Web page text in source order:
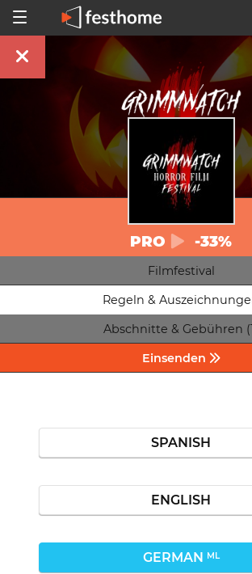
PRO -33%
Filmfestival
Regeln &
Abschnitte & Gebühren
Einsenden
SPANISH
ENGLISH
GERMAN ML